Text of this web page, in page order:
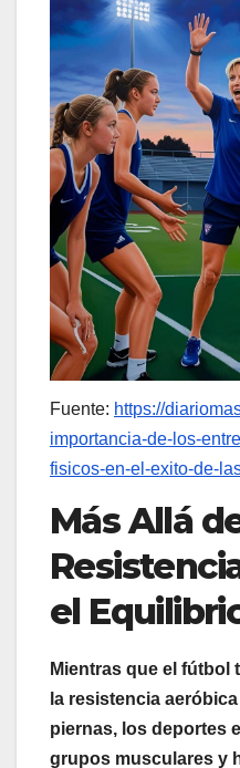
Fuente: https://
importancia-de-los-
fisicos-en-el-exito-de-
Más Allá
el
Mientras que el fútbol
la resistencia
piernas, los deportes
grupos musculares y